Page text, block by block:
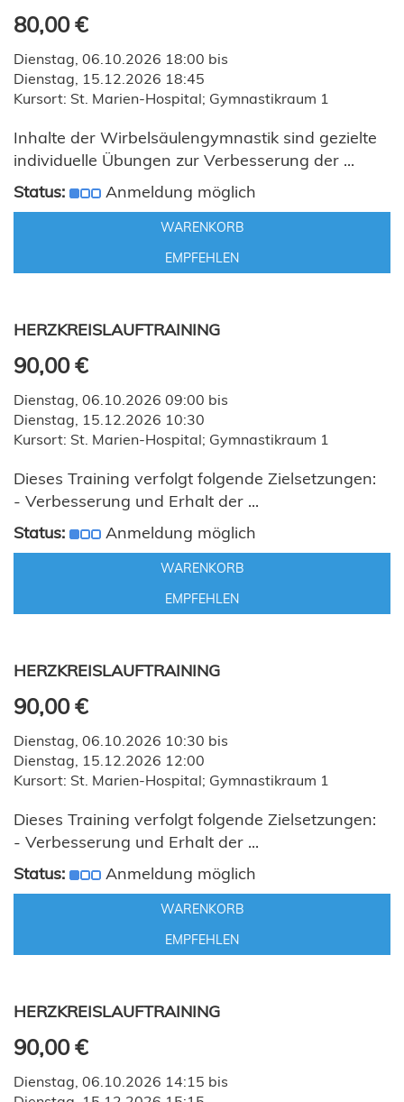
80,00 €
Dienstag, 06.10.2026 18:00 bis
Dienstag, 15.12.2026 18:45
Kursort: St. Marien-Hospital; Gymnastikraum 1
Inhalte der Wirbelsäulengymnastik sind gezielte
individuelle Übungen zur Verbesserung der ...
Status:
Anmeldung möglich
WARENKORB
EMPFEHLEN
HERZKREISLAUFTRAINING
90,00 €
Dienstag, 06.10.2026 09:00 bis
Dienstag, 15.12.2026 10:30
Kursort: St. Marien-Hospital; Gymnastikraum 1
Dieses Training verfolgt folgende Zielsetzungen:
- Verbesserung und Erhalt der ...
Status:
Anmeldung möglich
WARENKORB
EMPFEHLEN
HERZKREISLAUFTRAINING
90,00 €
Dienstag, 06.10.2026 10:30 bis
Dienstag, 15.12.2026 12:00
Kursort: St. Marien-Hospital; Gymnastikraum 1
Dieses Training verfolgt folgende Zielsetzungen:
- Verbesserung und Erhalt der ...
Status:
Anmeldung möglich
WARENKORB
EMPFEHLEN
HERZKREISLAUFTRAINING
90,00 €
Dienstag, 06.10.2026 14:15 bis